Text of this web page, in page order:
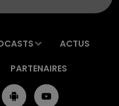
ACTUS
PARTENAIRES